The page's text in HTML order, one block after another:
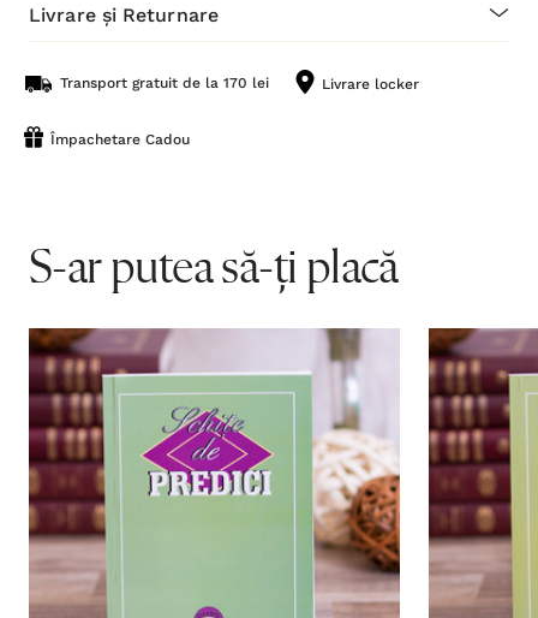
Livrare și Returnare
Transport gratuit de la 170 lei Livrare locker
Împachetare Cadou
S-ar putea să-ți placă